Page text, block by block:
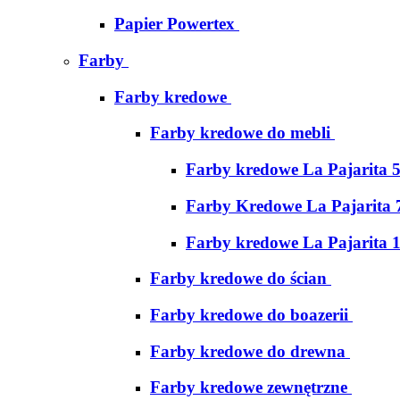
Papier Powertex
Farby
Farby kredowe
Farby kredowe do mebli
Farby kredowe La Pajarita
Farby Kredowe La Pajarita
Farby kredowe La Pajarita
Farby kredowe do ścian
Farby kredowe do boazerii
Farby kredowe do drewna
Farby kredowe zewnętrzne